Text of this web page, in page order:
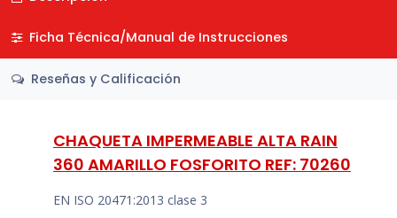
Ficha Técnica/Manual de Instrucciones
CHAQUETA IMPERMEABLE ALTA RAIN